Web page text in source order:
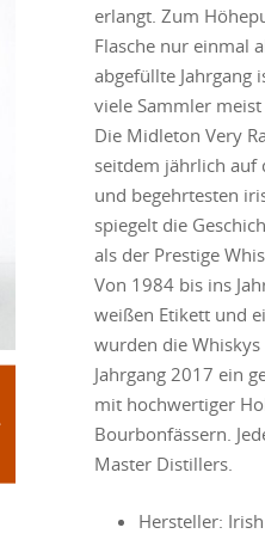
erlangt. Zum
Flasche nur einmal
abgefüllte Jahrgang
viele Sammler
Die Midleton Very
seitdem jährlich auf
und begehrtesten
spiegelt die
als der Prestige
Von 1984 bis ins
weißen Etikett und
wurden die
Jahrgang 2017 ein
mit hochwertiger
Bourbonfässern.
Master Distillers.
Hersteller: